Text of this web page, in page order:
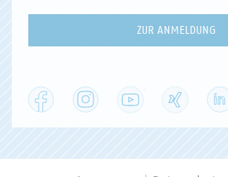
ZUR ANMELDUNG
Facebook Instagram YouTube